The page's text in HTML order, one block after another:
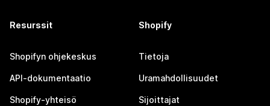
Resurssit
Shopifyn ohjekeskus
API-dokumentaatio
Shopify-yhteisö
Shopify
Tietoja
Uramahdollisuudet
Sijoittajat